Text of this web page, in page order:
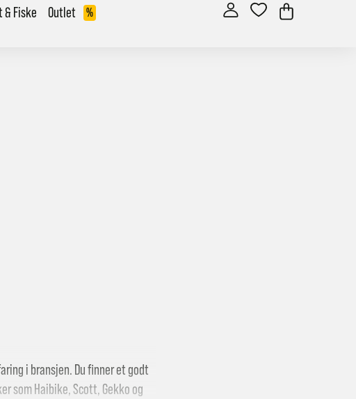
& Fiske Outlet %
i bransjen. Du finner et godt
somHaibike,Scott, Gekko og